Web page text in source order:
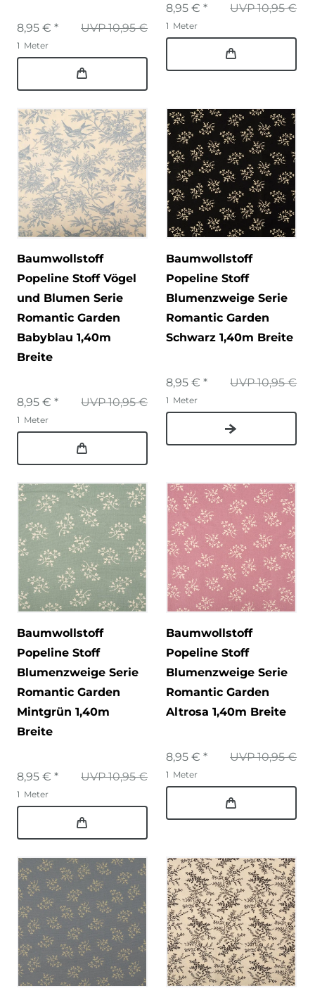
UVP 10,95 €
8,95 € *
1 Meter
UVP 10,95 €
8,95 € *
1 Meter
Baumwollstoff
Popeline Stoff Vögel
und Blumen Serie
Romantic Garden
Babyblau 1,40m
Breite
UVP 10,95 €
8,95 € *
1 Meter
Baumwollstoff
Popeline Stoff
Blumenzweige Serie
Romantic Garden
Schwarz 1,40m Breite
UVP 10,95 €
8,95 € *
1 Meter
Baumwollstoff
Popeline Stoff
Blumenzweige Serie
Romantic Garden
Mintgrün 1,40m
Breite
UVP 10,95 €
8,95 € *
1 Meter
Baumwollstoff
Popeline Stoff
Blumenzweige Serie
Romantic Garden
Altrosa 1,40m Breite
UVP 10,95 €
8,95 € *
1 Meter